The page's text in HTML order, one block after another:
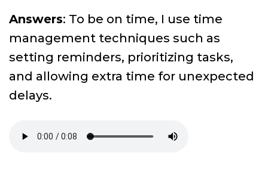
Answers: To be on time, I use time
management techniques such as
setting reminders, prioritizing tasks,
and allowing extra time for unexpected
delays.